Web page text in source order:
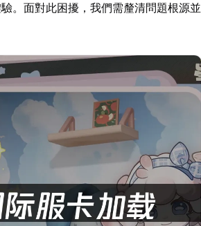
。面對此困擾，我們需釐清問題根源並